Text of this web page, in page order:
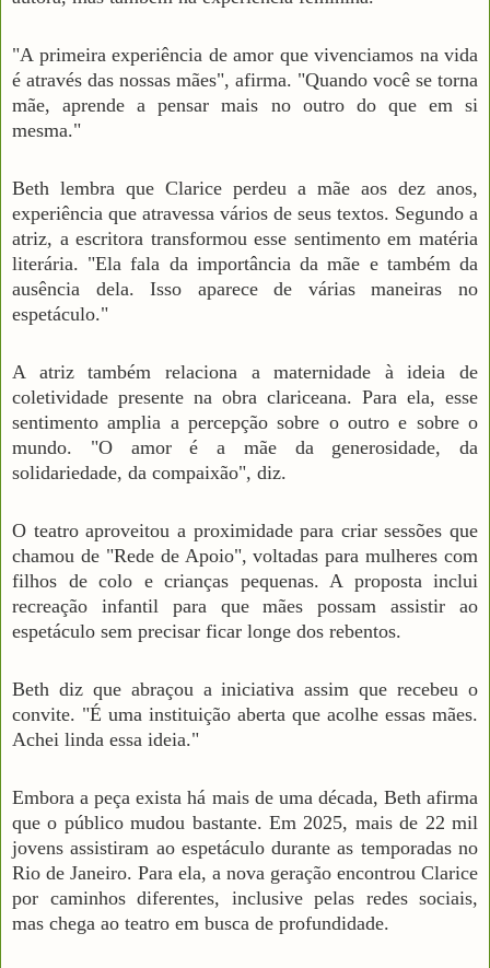
"A primeira experiência de amor que vivenciamos na vida
é através das nossas mães", afirma. "Quando você se torna
mãe, aprende a pensar mais no outro do que em si
mesma."
Beth lembra que Clarice perdeu a mãe aos dez anos,
experiência que atravessa vários de seus textos. Segundo a
atriz, a escritora transformou esse sentimento em matéria
literária. "Ela fala da importância da mãe e também da
ausência dela. Isso aparece de várias maneiras no
espetáculo."
A atriz também relaciona a maternidade à ideia de
coletividade presente na obra clariceana. Para ela, esse
sentimento amplia a percepção sobre o outro e sobre o
mundo. "O amor é a mãe da generosidade, da
solidariedade, da compaixão", diz.
O teatro aproveitou a proximidade para criar sessões que
chamou de "Rede de Apoio", voltadas para mulheres com
filhos de colo e crianças pequenas. A proposta inclui
recreação infantil para que mães possam assistir ao
espetáculo sem precisar ficar longe dos rebentos.
Beth diz que abraçou a iniciativa assim que recebeu o
convite. "É uma instituição aberta que acolhe essas mães.
Achei linda essa ideia."
Embora a peça exista há mais de uma década, Beth afirma
que o público mudou bastante. Em 2025, mais de 22 mil
jovens assistiram ao espetáculo durante as temporadas no
Rio de Janeiro. Para ela, a nova geração encontrou Clarice
por caminhos diferentes, inclusive pelas redes sociais,
mas chega ao teatro em busca de profundidade.